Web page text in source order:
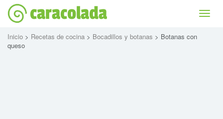
caracolada
Inicio > Recetas de cocina > Bocadillos y botanas > Botanas con
queso